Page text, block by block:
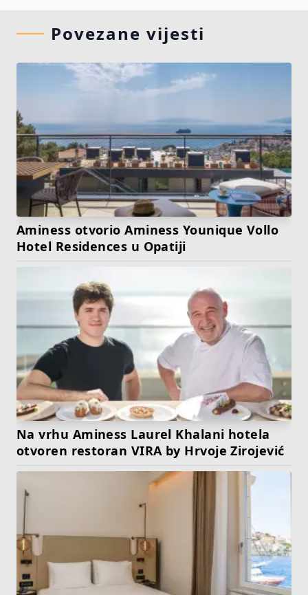
Povezane vijesti
Aminess otvorio Aminess Younique Vollo
Hotel Residences u Opatiji
Na vrhu Aminess Laurel Khalani hotela
otvoren restoran VIRA by Hrvoje Zirojević